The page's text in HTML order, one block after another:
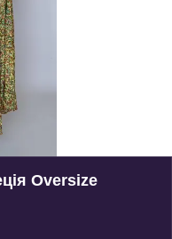
Oversize